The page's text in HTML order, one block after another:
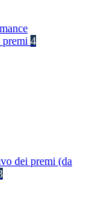
premi 4
dei premi (da